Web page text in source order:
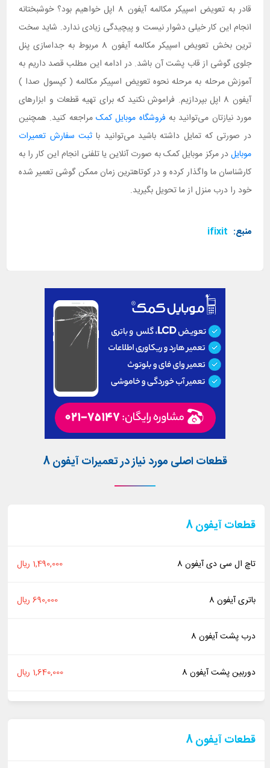
قادر به تعویض اسپیکر مکالمه آیفون 8 اپل خواهیم بود؟ خوشبختانه
انجام این کار خیلی دشوار نیست و پیچیدگی زیادی ندارد. شاید سخت
ترین بخش تعویض اسپیکر مکالمه آیفون 8 مربوط به جداسازی پنل
جلوی گوشی از قاب پشت آن باشد. در ادامه این مطلب قصد داریم به
آموزش مرحله به مرحله نحوه تعویض اسپیکر مکالمه ( کپسول صدا )
آیفون 8 اپل بپردازیم. فراموش نکنید که برای تهیه قطعات و ابزارهای
مورد نیازتان می‌توانید به فروشگاه موبایل کمکمراجعه کنید. همچنین
در صورتی که تمایل داشته باشید می‌توانید باثبت سفارش تعمیرات
موبایلدر مرکز موبایل کمک به صورت آنلاین یا تلفنی انجام این کار را به
کارشناسان ما واگذار کرده و در کوتاهترین زمان ممکن گوشی تعمیر شده
خود را درب منزل از ما تحویل بگیرید.
منبع: ifixit
قطعات اصلی مورد نیاز در تعمیرات آیفون 8
قطعات آیفون 8
تاچ ال سی دی آیفون 8 1,490,000 ریال
باتری آیفون 8 690,000 ریال
درب پشت آیفون 8
دوربین پشت آیفون 8 1,640,000 ریال
قطعات آیفون 8